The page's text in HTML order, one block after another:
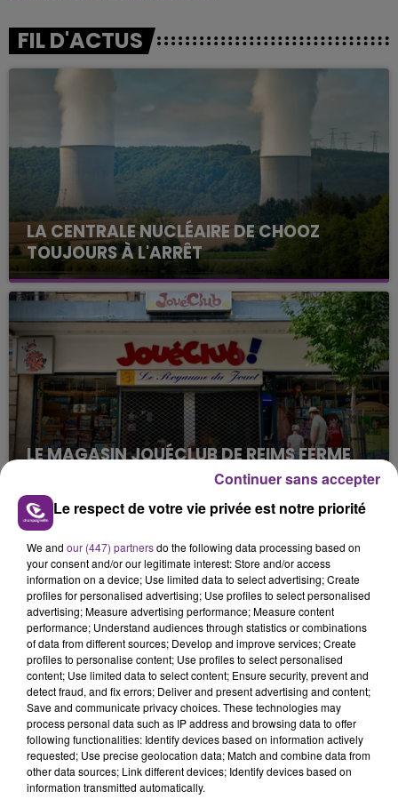
FIL D'ACTUS
LA CENTRALE NUCLÉAIRE DE CHOOZ
TOUJOURS À L'ARRÊT
Cela fait déjà une semaine que la centrale
nucléaire ardennaise est à l'arrêt. Une situation
justifiée par la sécheresse intense qui est toujours
présente.
LE MAGASIN JOUÉCLUB DE REIMS FERME
C'était l'une des institutions du centre-ville
rémois. Le magasin JouéClub est contraint de
fermer ses portes.
TITRES DIFFUSÉS
8h47
8h47
BENSON BOONE
8h44
8h44
Le respect de votre vie privée est notre priorité
We and our (447) partnersdo the following data processing based on
your consent and/or our legitimate interest: Store and/or access
information on a device; Use limited data to select advertising; Create
profiles for personalised advertising; Use profiles to select personalised
advertising; Measure advertising performance; Measure content
performance; Understand audiences through statistics or combinations
of data from different sources; Develop and improve services; Create
profiles to personalise content; Use profiles to select personalised
content; Use limited data to select content; Ensure security, prevent and
detect fraud, and fix errors; Deliver and present advertising and content;
Save and communicate privacy choices. These technologies may
process personal data such as IP address and browsing data to offer
following functionalities: Identify devices based on information actively
requested; Use precise geolocation data; Match and combine data from
other data sources; Link different devices; Identify devices based on
information transmitted automatically.
Continuer sans accepter